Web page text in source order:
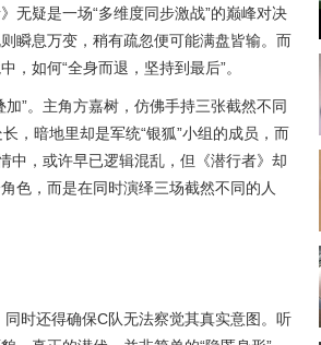
无疑是一场“多维度同步激战”的巅峰对决
瞬息万变，稍有疏忽便可能满盘皆输。而
如何“全身而退，坚持到最后”。
”。主角方嘉树，仿佛手持三张截然不同
，暗地里却是军统“银狐”小组的成员，而
中，或许早已逻辑混乱，但《潜行者》却
色，而是在同时演绎三场截然不同的人
时还得确保C队无法察觉其真实意图。听